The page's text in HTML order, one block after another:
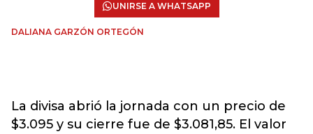
UNIRSE A WHATSAPP
DALIANA GARZÓN ORTEGÓN
La divisa abrió la jornada con un precio de
$3.095 y su cierre fue de $3.081,85. El valor